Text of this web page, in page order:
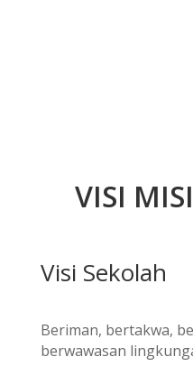
VISI
Visi Sekolah
Beriman, bertakwa,
berwawasan